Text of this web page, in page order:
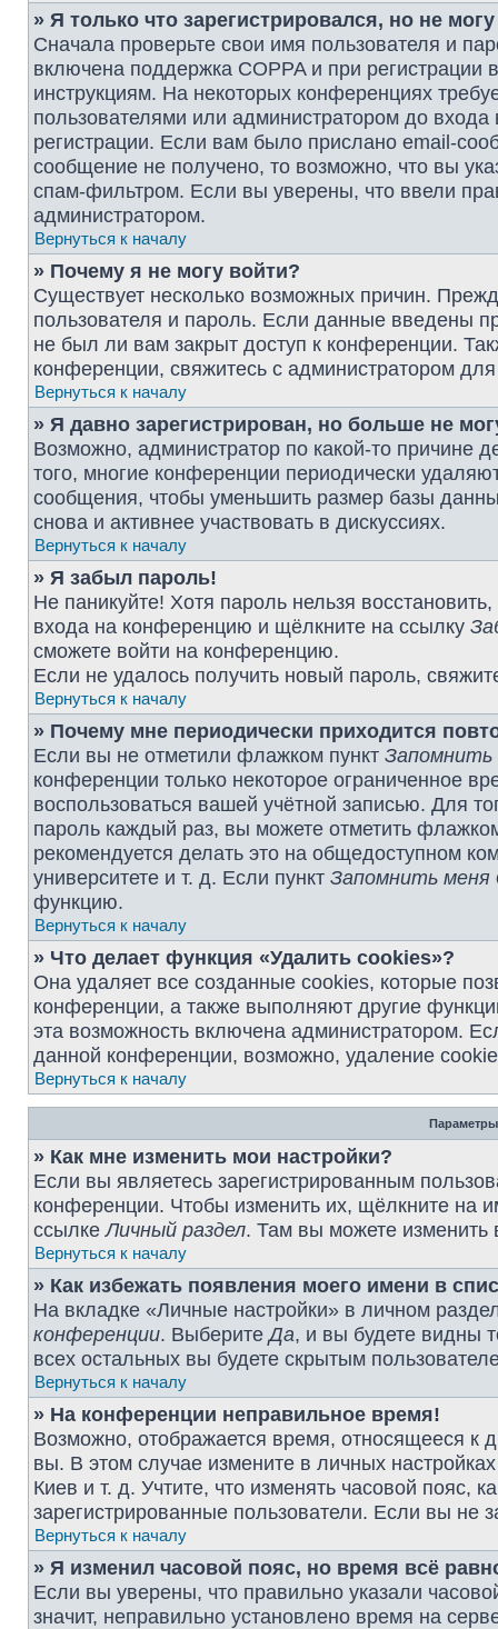
» Я только что зарегистрировался, но не
Сначала проверьте свои имя пользователя и
включена поддержка COPPA и при
инструкциям. На некоторых конференциях
пользователями или администратором до
регистрации. Если вам было прислано email-
сообщение не получено, то возможно, что вы
спам-фильтром. Если вы уверены, что ввели
администратором.
Вернуться к началу
» Почему я не могу войти?
Существует несколько возможных причин.
пользователя и пароль. Если данные введены
не был ли вам закрыт доступ к конференции.
конференции, свяжитесь с администратором
Вернуться к началу
» Я давно зарегистрирован, но больше не
Возможно, администратор по какой-то причине
того, многие конференции периодически
сообщения, чтобы уменьшить размер базы
снова и активнее участвовать в дискуссиях.
Вернуться к началу
» Я забыл пароль!
Не паникуйте! Хотя пароль нельзя
входа на конференцию и щёлкните на ссылку
сможете войти на конференцию.
Если не удалось получить новый пароль,
Вернуться к началу
» Почему мне периодически приходится
Если вы не отметили флажком пункт Запомнить
конференции только некоторое ограниченное
воспользоваться вашей учётной записью. Для
пароль каждый раз, вы можете отметить
рекомендуется делать это на общедоступном
университете и т. д. Если пункт Запомнить меня
функцию.
Вернуться к началу
» Что делает функция «Удалить cookies»?
Она удаляет все созданные cookies, которые
конференции, а также выполняют другие
эта возможность включена администратором.
данной конференции, возможно, удаление
Вернуться к началу
Параметры
» Как мне изменить мои настройки?
Если вы являетесь зарегистрированным
конференции. Чтобы изменить их, щёлкните на
ссылкеЛичный раздел. Там вы можете изменить
Вернуться к началу
» Как избежать появления моего имени в
На вкладке «Личные настройки» в личном
конференции. ВыберитеДа, и вы будете видны
всех остальных вы будете скрытым
Вернуться к началу
» На конференции неправильное время!
Возможно, отображается время, относящееся к
вы. В этом случае измените в личных
Киев и т. д. Учтите, что изменять часовой пояс,
зарегистрированные пользователи. Если вы не
Вернуться к началу
» Я изменил часовой пояс, но время всё
Если вы уверены, что правильно указали
значит, неправильно установлено время на